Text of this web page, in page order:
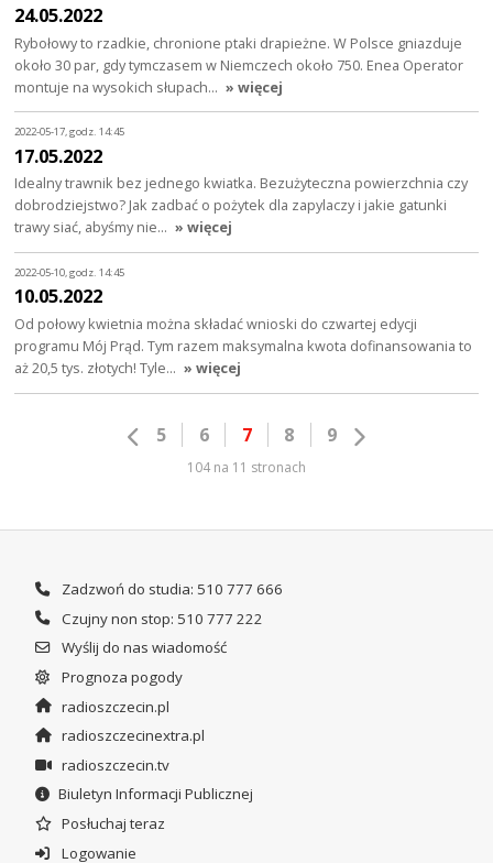
24.05.2022
Rybołowy to rzadkie, chronione ptaki drapieżne. W Polsce gniazduje
około 30 par, gdy tymczasem w Niemczech około 750. Enea Operator
montuje na wysokich słupach… » więcej
2022-05-17, godz. 14:45
17.05.2022
Idealny trawnik bez jednego kwiatka. Bezużyteczna powierzchnia czy
dobrodziejstwo? Jak zadbać o pożytek dla zapylaczy i jakie gatunki
trawy siać, abyśmy nie… » więcej
2022-05-10, godz. 14:45
10.05.2022
Od połowy kwietnia można składać wnioski do czwartej edycji
programu Mój Prąd. Tym razem maksymalna kwota dofinansowania to
aż 20,5 tys. złotych! Tyle… » więcej
5 6 7 8 9
104 na 11 stronach
Zadzwoń do studia: 510 777 666
Czujny non stop: 510 777 222
Wyślij do nas wiadomość
Prognoza pogody
radioszczecin.pl
radioszczecinextra.pl
radioszczecin.tv
Biuletyn Informacji Publicznej
Posłuchaj teraz
Logowanie